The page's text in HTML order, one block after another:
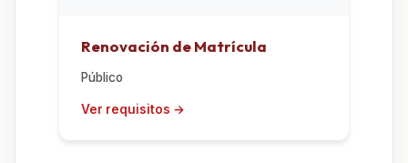
Renovación de Matrícula
Público